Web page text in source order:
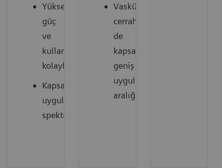
Yüksek
güç
ve
kullanım
kolaylığı
Kapsamlı
uygulama
spektrumu
Vasküler
cerrahiyi
de
kapsayan
geniş
uygulama
aralığı